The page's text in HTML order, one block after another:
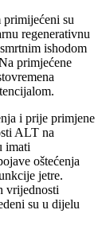
primijećeni su
regenerativnu
ishodom
primjećene
i prije primjene
ALT na
imati
oštećenja
jetre.
vrijednosti
su u dijelu